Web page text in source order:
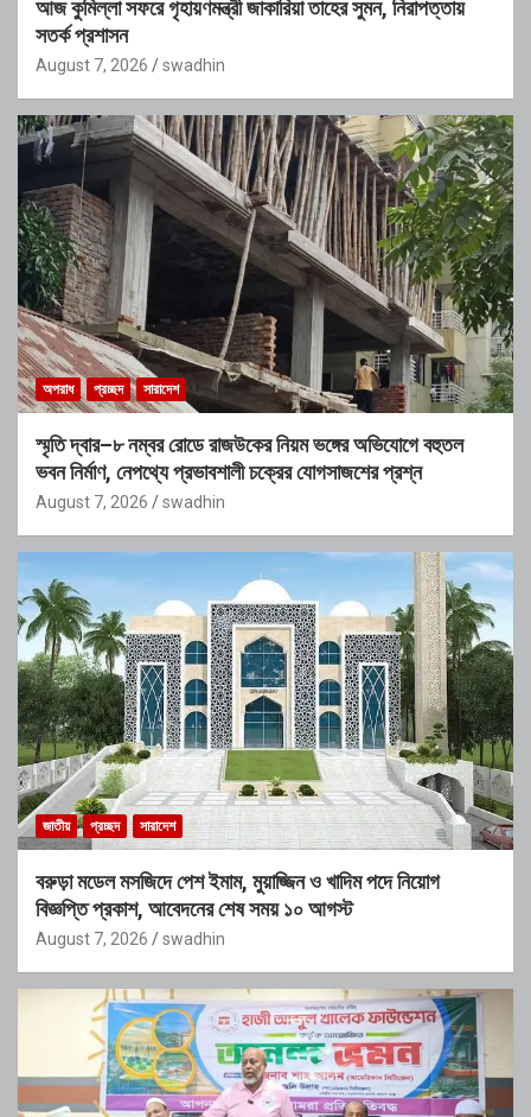
আজ কুমিল্লা সফরে গৃহায়ণমন্ত্রী জাকারিয়া তাহের সুমন, নিরাপত্তায়
সতর্ক প্রশাসন
August 7, 2026 swadhin
অপরাধ প্রচ্ছদ সারাদেশ
স্মৃতি দ্বার–৮ নম্বর রোডে রাজউকের নিয়ম ভঙ্গের অভিযোগে বহুতল
ভবন নির্মাণ, নেপথ্যে প্রভাবশালী চক্রের যোগসাজশের প্রশ্ন
August 7, 2026 swadhin
জাতীয় প্রচ্ছদ সারাদেশ
বরুড়া মডেল মসজিদে পেশ ইমাম, মুয়াজ্জিন ও খাদিম পদে নিয়োগ
বিজ্ঞপ্তি প্রকাশ, আবেদনের শেষ সময় ১০ আগস্ট
August 7, 2026 swadhin